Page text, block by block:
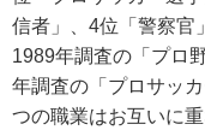
信者」、4位「警察官
1989年調査の「プロ
年調査の「プロサッ
つの職業はお互いに